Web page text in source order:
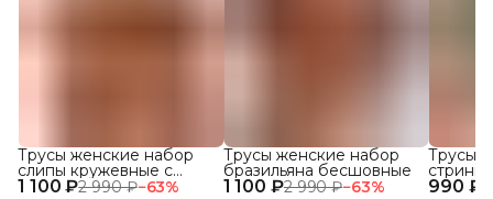
1 100 ₽2 990 ₽−63%
Трусы женские набор
слипы кружевные с
высокой посадкой 3 шт. 1 100 ₽2 990 ₽−63%
Трусы женские набор
бразильяна бесшовные
990 ₽
Трусы